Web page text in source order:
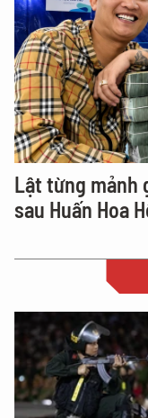
Lật từng mảnh
sau Huấn Hoa